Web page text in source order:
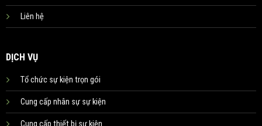
Liên hệ
DỊCH VỤ
Tổ chức sự kiện trọn gói
Cung cấp nhân sự sự kiện